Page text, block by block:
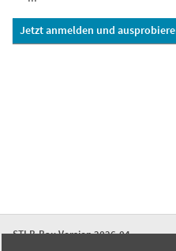
Jetzt anmelden und
STLB-Bau Version 2026-04